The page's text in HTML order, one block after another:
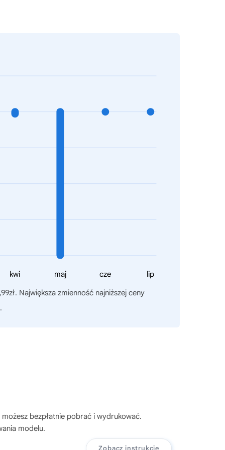
lip
cze
maj
kwi
Największa zmienność najniższej ceny
bezpłatnie pobrać i wydrukować.
modelu.